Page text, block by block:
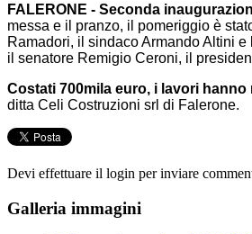
FALERONE - Seconda
messa e il pranzo, il pomeriggio è
Ramadori, il sindaco Armando Altini
il senatore Remigio Ceroni, il
Costati 700mila euro, i lavori hanno
ditta Celi Costruzioni srl di Falerone.
Devi effettuare il login per inviare
Galleria immagini